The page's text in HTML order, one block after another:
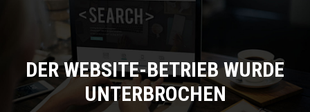
DER WEBSITE-BETRIEB WURDE
UNTERBROCHEN